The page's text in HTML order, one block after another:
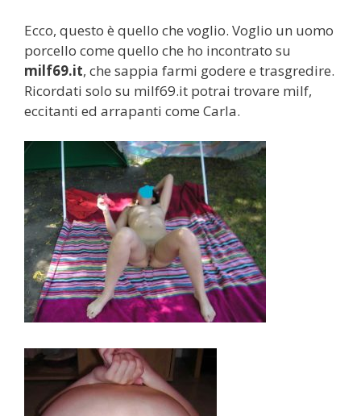
Ecco, questo è quello che voglio. Voglio un uomo
porcello come quello che ho incontrato su
milf69.it, che sappia farmi godere e trasgredire.
Ricordati solo su milf69.it potrai trovare milf,
eccitanti ed arrapanti come Carla.